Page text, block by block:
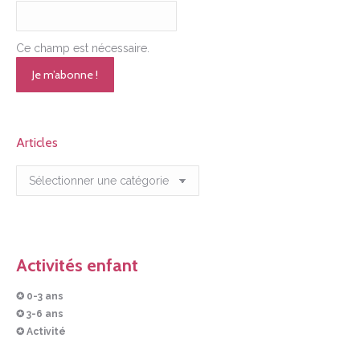
Ce champ est nécessaire.
Articles
Articles
Activités enfant
✪ 0-3 ans
✪ 3-6 ans
✪ Activité